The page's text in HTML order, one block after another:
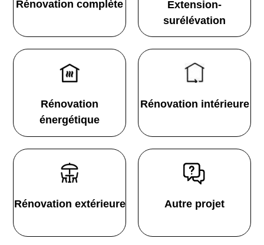
Rénovation complète
Extension-
surélévation
Rénovation
énergétique
Rénovation intérieure
Rénovation extérieure Autre projet